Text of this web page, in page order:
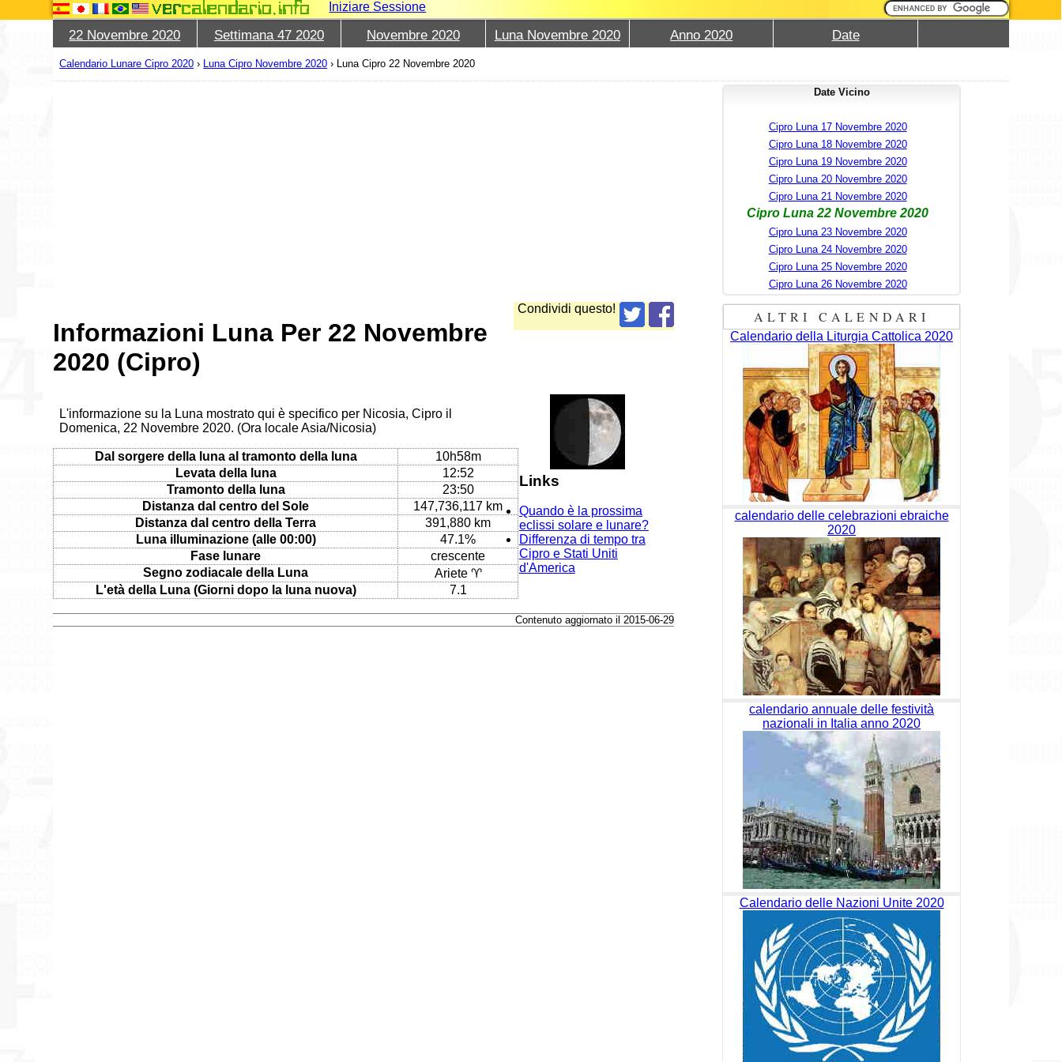
Iniziare Sessione
22 Novembre 2020 Settimana 47 2020 Novembre 2020 Luna Novembre 2020 Anno 2020 Date
Calendario Lunare Cipro 2020 › Luna Cipro Novembre 2020 › Luna Cipro 22 Novembre 2020
Condividi questo!
Informazioni Luna Per 22 Novembre
2020 (Cipro)
L'informazione su la Luna mostrato qui è specifico per Nicosia, Cipro il
Domenica, 22 Novembre 2020. (Ora locale Asia/Nicosia)
Dal sorgere della luna al tramonto della luna
10h58m
Levata della luna
12:52
Tramonto della luna
23:50
Distanza dal centro del Sole
147,736,117 km
Distanza dal centro della Terra
391,880 km
Luna illuminazione (alle 00:00)
47.1%
Fase lunare
crescente
Segno zodiacale della Luna
Ariete ♈
L'età della Luna (Giorni dopo la luna nuova)
7.1
Links
Quando è la prossima
eclissi solare e lunare?
Differenza di tempo tra
Cipro e Stati Uniti
d'America
Contenuto aggiornato il 2015-06-29
Date Vicino
Cipro Luna 17 Novembre 2020
Cipro Luna 18 Novembre 2020
Cipro Luna 19 Novembre 2020
Cipro Luna 20 Novembre 2020
Cipro Luna 21 Novembre 2020
Cipro Luna 22 Novembre 2020
Cipro Luna 23 Novembre 2020
Cipro Luna 24 Novembre 2020
Cipro Luna 25 Novembre 2020
Cipro Luna 26 Novembre 2020
ALTRI CALENDARI
Calendario della Liturgia Cattolica 2020
calendario delle celebrazioni ebraiche
2020
calendario annuale delle festività
nazionali in Italia anno 2020
Calendario delle Nazioni Unite 2020